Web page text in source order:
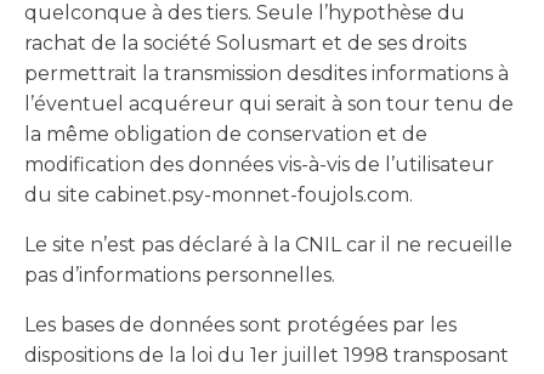
quelconque à des tiers. Seule l’hypothèse du
rachat de la société Solusmart et de ses droits
permettrait la transmission desdites informations à
l’éventuel acquéreur qui serait à son tour tenu de
la même obligation de conservation et de
modification des données vis-à-vis de l’utilisateur
du site cabinet.psy-monnet-foujols.com.
Le site n’est pas déclaré à la CNIL car il ne recueille
pas d’informations personnelles.
Les bases de données sont protégées par les
dispositions de la loi du 1er juillet 1998 transposant